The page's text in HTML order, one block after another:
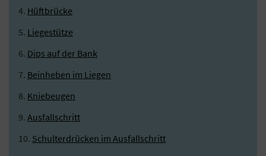
Hüftbrücke
Liegestütze
Dips auf der Bank
Beinheben im Liegen
Kniebeugen
Ausfallschritt
Schulterdrücken im Ausfallschritt